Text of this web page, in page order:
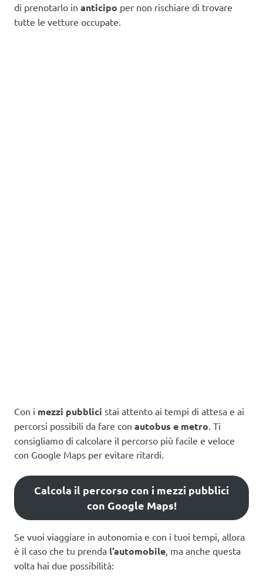
di prenotarlo in anticipo per non rischiare di trovare
tutte le vetture occupate.
Con i mezzi pubblici stai attento ai tempi di attesa e ai
percorsi possibili da fare con autobus e metro. Ti
consigliamo di calcolare il percorso più facile e veloce
con Google Maps per evitare ritardi.
Calcola il percorso con i mezzi pubblici
con Google Maps!
Se vuoi viaggiare in autonomia e con i tuoi tempi, allora
è il caso che tu prenda l’automobile , ma anche questa
volta hai due possibilità: